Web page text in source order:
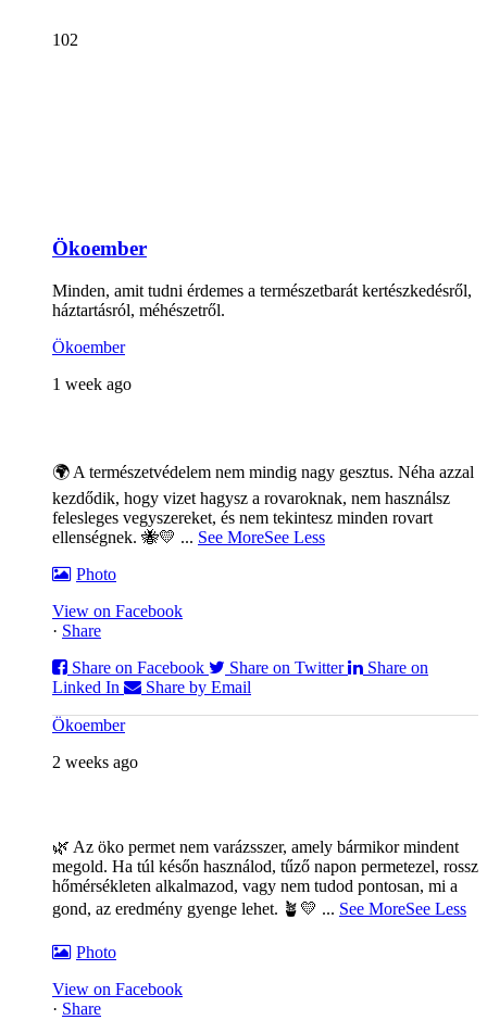
102
Ökoember
Minden, amit tudni érdemes a természetbarát kertészkedésről,
háztartásról, méhészetről.
Ökoember
1 week ago
🌍 A természetvédelem nem mindig nagy gesztus. Néha azzal
kezdődik, hogy vizet hagysz a rovaroknak, nem használsz
felesleges vegyszereket, és nem tekintesz minden rovart
ellenségnek. 🐝💛 ... See MoreSee Less
Photo
View on Facebook
· Share
Share on Facebook
Share on Twitter
Share on
Linked In
Share by Email
Ökoember
2 weeks ago
🌿 Az öko permet nem varázsszer, amely bármikor mindent
megold. Ha túl későn használod, tűző napon permetezel, rossz
hőmérsékleten alkalmazod, vagy nem tudod pontosan, mi a
gond, az eredmény gyenge lehet. 🪴💛 ... See MoreSee Less
Photo
View on Facebook
· Share